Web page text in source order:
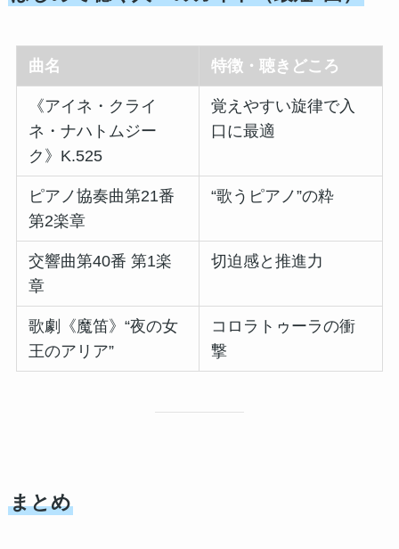
曲名 特徴・聴きどころ
《アイネ・クライ
ネ・ナハトムジー
ク》K.525
覚えやすい旋律で入
口に最適
ピアノ協奏曲第21番
第2楽章
“歌うピアノ”の粋
交響曲第40番 第1楽
章
切迫感と推進力
歌劇《魔笛》“夜の女
王のアリア”
コロラトゥーラの衝
撃
まとめ